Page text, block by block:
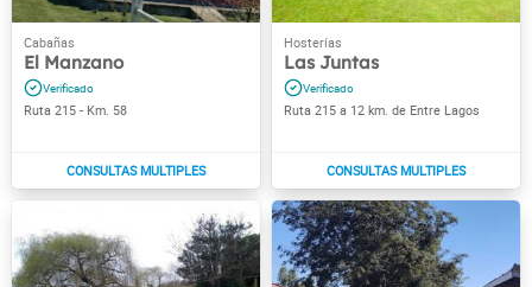
El Manzano
Ruta 215 - Km. 58
Las Juntas
Ruta 215 a 12 km. de Entre Lagos